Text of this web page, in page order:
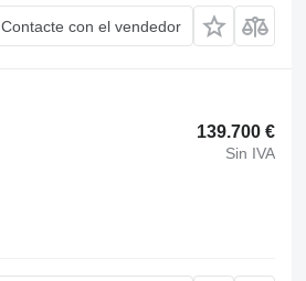
Contacte con el vendedor
139.700 €
Sin IVA